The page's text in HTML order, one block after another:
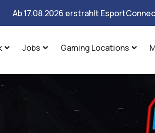
Ab 17.08.2026 erstrahlt
Jobs Gaming Locations